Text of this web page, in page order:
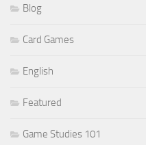
Blog
Card Games
English
Featured
Game Studies 101